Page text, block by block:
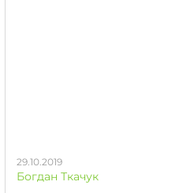
29.10.2019
Богдан Ткачук